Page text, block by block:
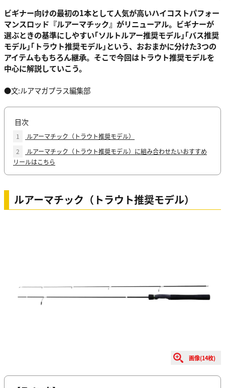
ビギナー向けの最初の1本として人気が高いハイコストパフォー
マンスロッド『ルアーマチック』がリニューアル。ビギナーが
選ぶときの基準にしやすい｢ソルトルアー推奨モデル｣｢バス推奨
モデル｣｢トラウト推奨モデル｣という、おおまかに分けた3つの
アイテムももちろん継承。そこで今回はトラウト推奨モデルを
中心に解説していこう。
●文:ルアマガプラス編集部
目次
1
ルアーマチック（トラウト推奨モデル）
2
ルアーマチック（トラウト推奨モデル）に組み合わせたいおすすめ
リールはこちら
ルアーマチック（トラウト推奨モデル）
画像(14枚)